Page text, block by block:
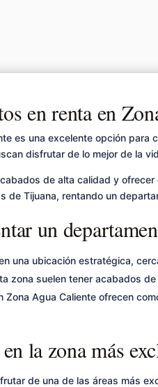
en renta en
es una excelente opción
disfrutar de lo mejor de la
de alta calidad y
Tijuana, rentando un
un
una ubicación estratégica,
zona suelen tener acabados
Agua Caliente ofrecen
la zona más
de una de las áreas más